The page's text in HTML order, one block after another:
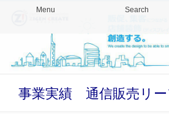
Menu Search
事業実績 通信販売リー